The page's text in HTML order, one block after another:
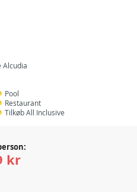
Alcudia
Pool
Restaurant
Tilkøb All Inclusive
kr